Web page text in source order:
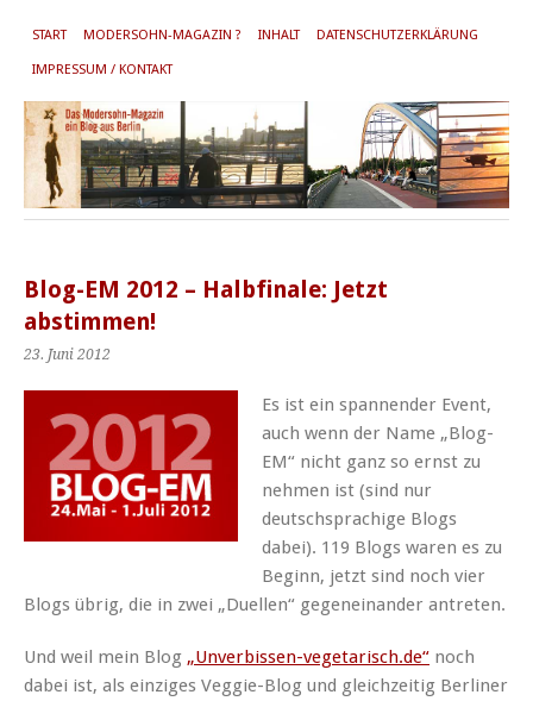
START MODERSOHN-MAGAZIN ? INHALT DATENSCHUTZERKLÄRUNG
IMPRESSUM / KONTAKT
Blog-EM 2012 – Halbfinale: Jetzt
abstimmen!
23. Juni 2012
Es ist ein spannender Event,
auch wenn der Name „Blog-
EM“ nicht ganz so ernst zu
nehmen ist (sind nur
deutschsprachige Blogs
dabei). 119 Blogs waren es zu
Beginn, jetzt sind noch vier
Blogs übrig, die in zwei „Duellen“ gegeneinander antreten.
Und weil mein Blog „Unverbissen-vegetarisch.de“ noch
dabei ist, als einziges Veggie-Blog und gleichzeitig Berliner